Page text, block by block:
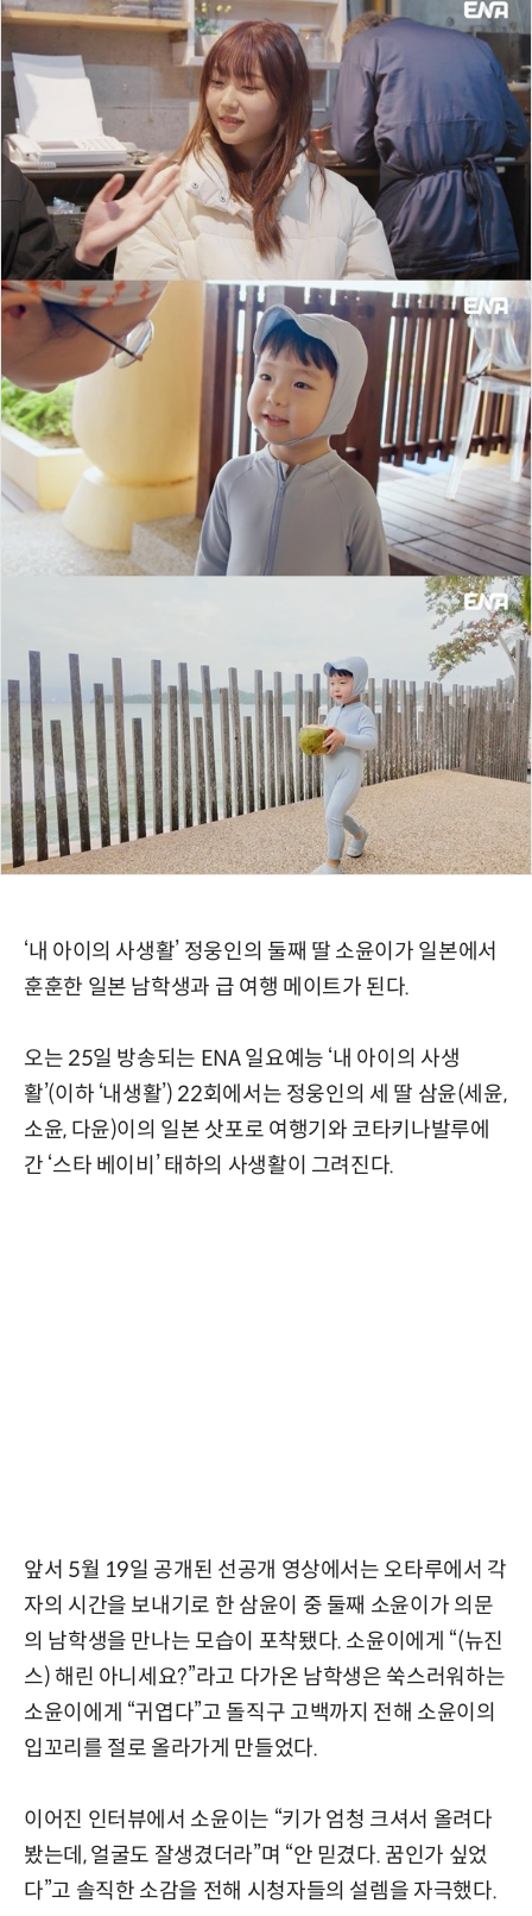
‘내 아이의 사생활’ 정웅인의 둘째 딸 소윤이가 일본에서
훈훈한 일본 남학생과 급 여행 메이트가 된다.
오는 25일 방송되는 ENA 일요예능 ‘내 아이의 사생
활’(이하 ‘내생활’) 22회에서는 정웅인의 세 딸 삼윤(세윤,
소윤, 다윤)이의 일본 삿포로 여행기와 코타키나발루에
간 ‘스타 베이비’ 태하의 사생활이 그려진다.
앞서 5월 19일 공개된 선공개 영상에서는 오타루에서 각
자의 시간을 보내기로 한 삼윤이 중 둘째 소윤이가 의문
의 남학생을 만나는 모습이 포착됐다. 소윤이에게 “(뉴진
스) 해린 아니세요?”라고 다가온 남학생은 쑥스러워하는
소윤이에게 “귀엽다”고 돌직구 고백까지 전해 소윤이의
입꼬리를 절로 올라가게 만들었다.
이어진 인터뷰에서 소윤이는 “키가 엄청 크셔서 올려다
봤는데, 얼굴도 잘생겼더라”며 “안 믿겼다. 꿈인가 싶었
다”고 솔직한 소감을 전해 시청자들의 설렘을 자극했다.